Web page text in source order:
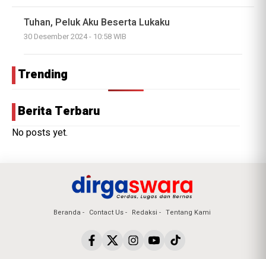
Tuhan, Peluk Aku Beserta Lukaku
30 Desember 2024 - 10:58 WIB
Trending
Berita Terbaru
No posts yet.
Beranda Contact Us Redaksi Tentang Kami